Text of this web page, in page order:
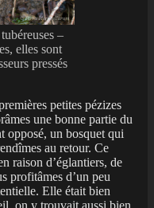
–
elles sont
pressés
petites pézizes
une bonne partie du
opposé, un bosquet qui
au retour. Ce
raison d’églantiers, de
profitâmes d’un peu
Elle était bien
on y trouvait aussi bien